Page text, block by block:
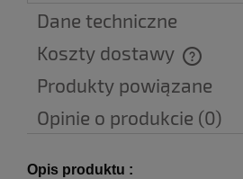
Dane techniczne
Koszty dostawy
Cena nie zawiera ewentualnych
Produkty powiązane
Opinie o produkcie (0)
Opis produktu :